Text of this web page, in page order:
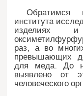
Обратимся
института
изделиях и
раз, а во
превышающих
для меда. До
выявлено от
человеческого